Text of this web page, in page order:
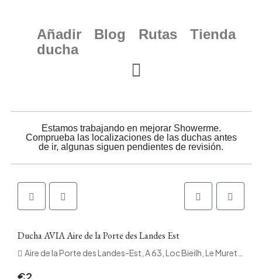
Añadir
ducha
Blog Rutas Tienda
Estamos trabajando en mejorar Showerme.
Comprueba las localizaciones de las duchas antes
de ir, algunas siguen pendientes de revisión.
Ducha AVIA Aire de la Porte des Landes Est
Aire de la Porte des Landes-Est, A 63, Loc Bieilh, Le Muret, Saugnac-et-Muret, Mont-de-Marsan, Landes, Nouvelle-Aquitaine, France métropolitaine, 40410, France
€2